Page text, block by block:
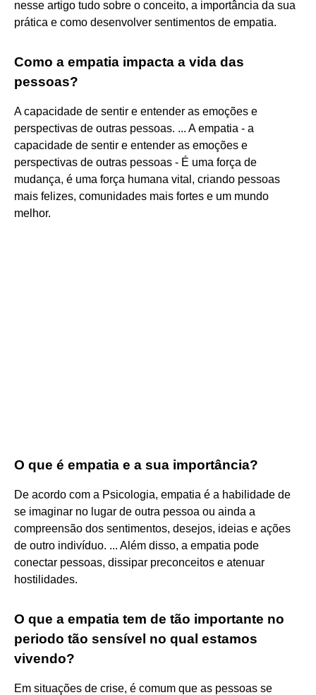
nesse artigo tudo sobre o conceito, a importância da sua
prática e como desenvolver sentimentos de empatia.
Como a empatia impacta a vida das
pessoas?
A capacidade de sentir e entender as emoções e
perspectivas de outras pessoas. ... A empatia - a
capacidade de sentir e entender as emoções e
perspectivas de outras pessoas - É uma força de
mudança, é uma força humana vital, criando pessoas
mais felizes, comunidades mais fortes e um mundo
melhor.
O que é empatia e a sua importância?
De acordo com a Psicologia, empatia é a habilidade de
se imaginar no lugar de outra pessoa ou ainda a
compreensão dos sentimentos, desejos, ideias e ações
de outro indivíduo. ... Além disso, a empatia pode
conectar pessoas, dissipar preconceitos e atenuar
hostilidades.
O que a empatia tem de tão importante no
periodo tão sensível no qual estamos
vivendo?
Em situações de crise, é comum que as pessoas se